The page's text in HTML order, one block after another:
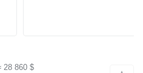
28 860 $